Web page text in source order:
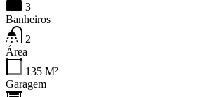
3
Banheiros
2
Área
135 M²
Garagem